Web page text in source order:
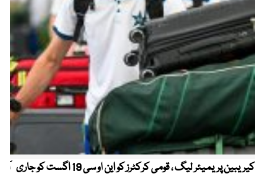
کیریبین پریمیئر لیگ ، قومی کرکٹرز کو این او سی 19 اگست کو جاری